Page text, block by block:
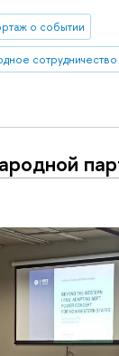
о событии
сотрудничество